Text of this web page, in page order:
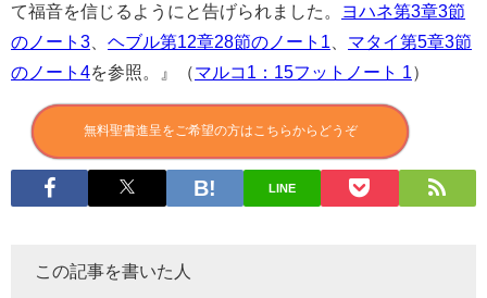
て福音を信じるようにと告げられました。
ヨハネ第3章3節
のノート3
ヘブル第12章28節のノート1
マタイ第5章3節
のノート4を参照。』（マルコ1：15フットノート 1 ）
無料聖書進呈をご希望の方はこちらからどうぞ
LINE
この記事を書いた人